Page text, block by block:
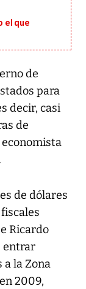
el que
de
para
decir, casi
de
de dólares
Ricardo
entrar
la Zona
2009,